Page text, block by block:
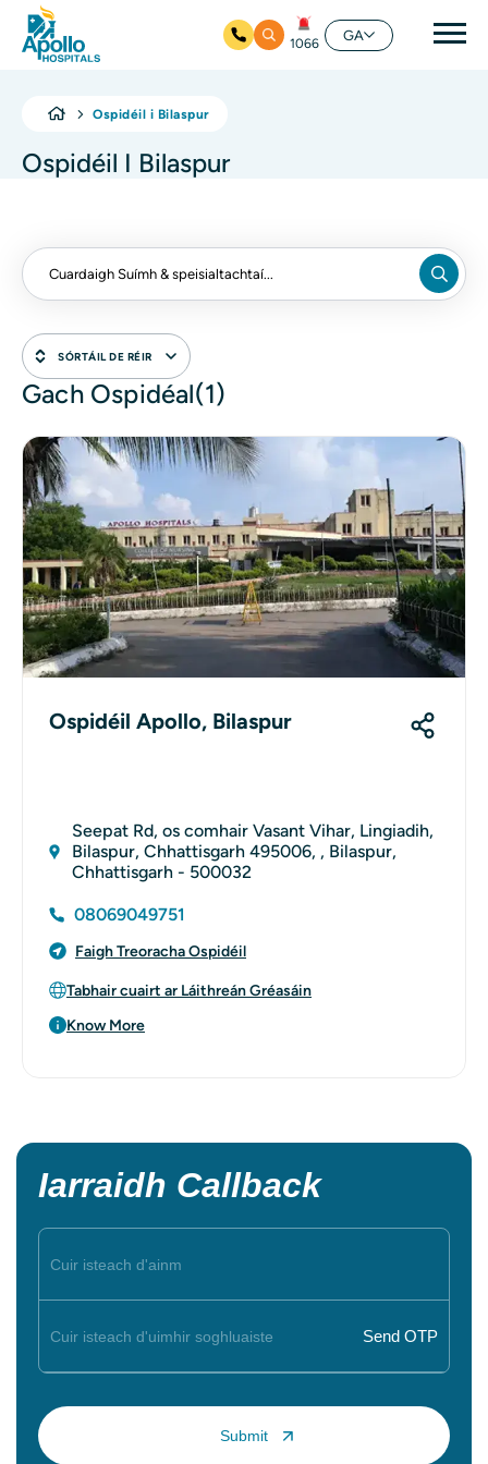
1066
GA
Ospidéil i Bilaspur
Ospidéil I Bilaspur
Gach Ospidéal(1)
SÓRTÁIL DE RÉIR
Ospidéil Apollo, Bilaspur
Seepat Rd, os comhair Vasant Vihar, Lingiadih,
Bilaspur, Chhattisgarh 495006, , Bilaspur,
Chhattisgarh - 500032
08069049751
Faigh Treoracha Ospidéil
Tabhair cuairt ar Láithreán Gréasáin
Know More
Iarraidh Callback